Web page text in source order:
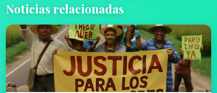
Noticias relacionadas